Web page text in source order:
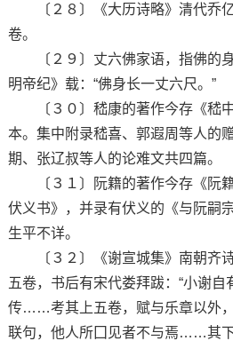
〔２８〕《大历诗略》清代乔亿
卷。
〔２９〕丈六佛家语，指佛的身
明帝纪》载：“佛身长一丈六尺。”
〔３０〕嵇康的著作今存《嵇中
本。集中附录嵇喜、郭遐周等人的
期、张辽叔等人的论难文共四篇。
〔３１〕阮籍的著作今存《阮籍
伏义书》，并录有伏义的《与阮嗣
生平不详。
〔３２〕《谢宣城集》南朝齐诗
五卷，书后有宋代娄拜跋：“小谢
传……考其上五卷，赋与乐章以外
联句，他人所囗见者不与焉……其